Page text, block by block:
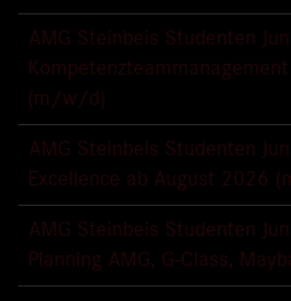
AMG Steinbeis Studenten
(m/w/d)
AMG Steinbeis Studenten
Excellence ab August 2026
AMG Steinbeis Studenten
Planning AMG, G-Class,